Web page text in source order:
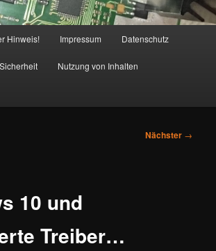
Hinweis! Impressum Datenschutz
Nutzung von Inhalten
Nächster →
10 und
Treiber…